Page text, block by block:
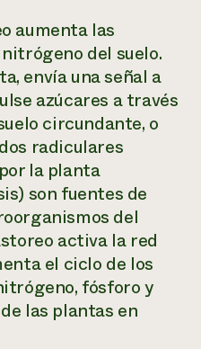
aumenta las
del suelo.
envía una señal a
azúcares a través
circundante, o
radiculares
la planta
son fuentes de
del
activa la red
el ciclo de los
fósforo y
las plantas en